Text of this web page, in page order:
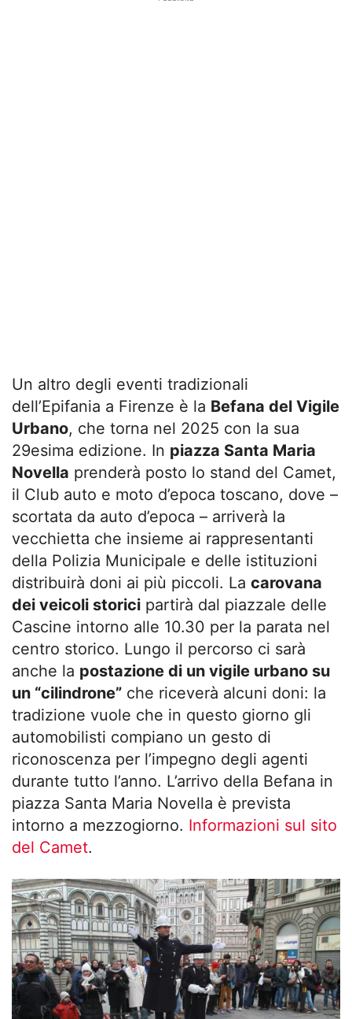
Un altro degli eventi tradizionali
dell’Epifania a Firenze è la Befana del Vigile
Urbano, che torna nel 2025 con la sua
29esima edizione. In piazza Santa Maria
Novella prenderà posto lo stand del Camet,
il Club auto e moto d’epoca toscano, dove –
scortata da auto d’epoca – arriverà la
vecchietta che insieme ai rappresentanti
della Polizia Municipale e delle istituzioni
distribuirà doni ai più piccoli. La carovana
dei veicoli storici partirà dal piazzale delle
Cascine intorno alle 10.30 per la parata nel
centro storico. Lungo il percorso ci sarà
anche la postazione di un vigile urbano su
un “cilindrone” che riceverà alcuni doni: la
tradizione vuole che in questo giorno gli
automobilisti compiano un gesto di
riconoscenza per l’impegno degli agenti
durante tutto l’anno. L’arrivo della Befana in
piazza Santa Maria Novella è prevista
intorno a mezzogiorno. Informazioni sul sito
del Camet.